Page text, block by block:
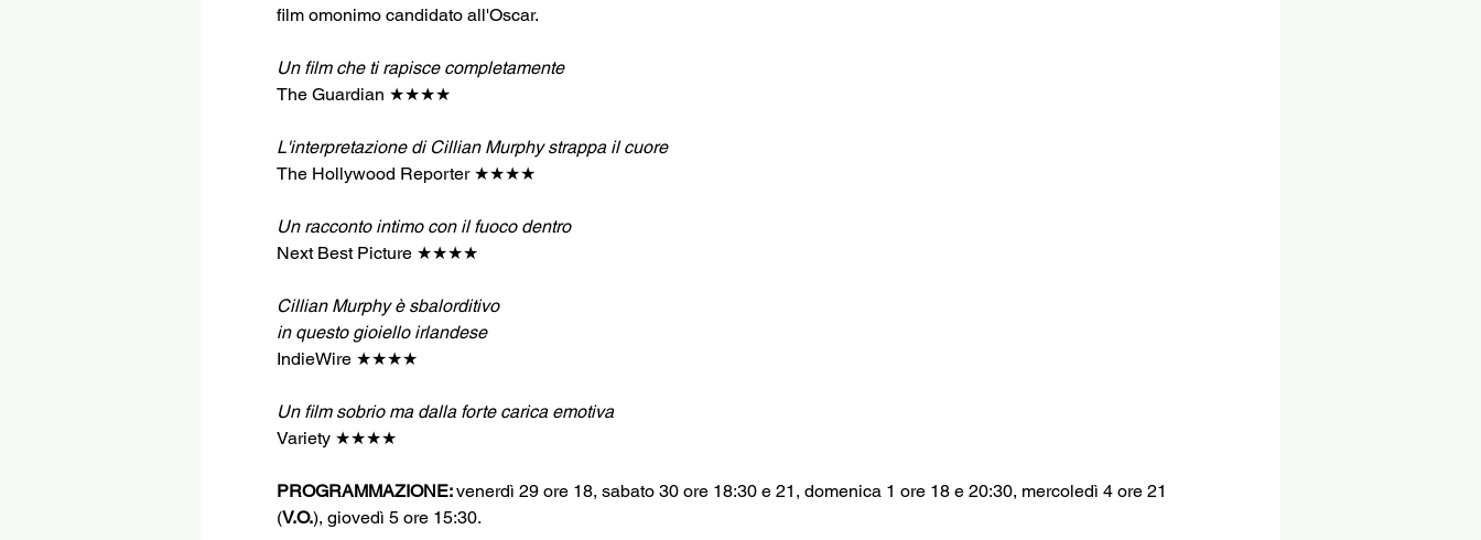
film omonimo candidato all'Oscar.
Un film che ti rapisce completamente
The Guardian ★★★★
L'interpretazione di Cillian Murphy strappa il cuore
The Hollywood Reporter ★★★★
Un racconto intimo con il fuoco dentro
Next Best Picture ★★★★
Cillian Murphy è sbalorditivo
in questo gioiello irlandese
IndieWire ★★★★
Un film sobrio ma dalla forte carica emotiva
Variety ★★★★
PROGRAMMAZIONE: venerdì 29 ore 18, sabato 30 ore 18:30 e 21, domenica 1 ore 18 e 20:30, mercoledì 4 ore 21
(V.O.), giovedì 5 ore 15:30.